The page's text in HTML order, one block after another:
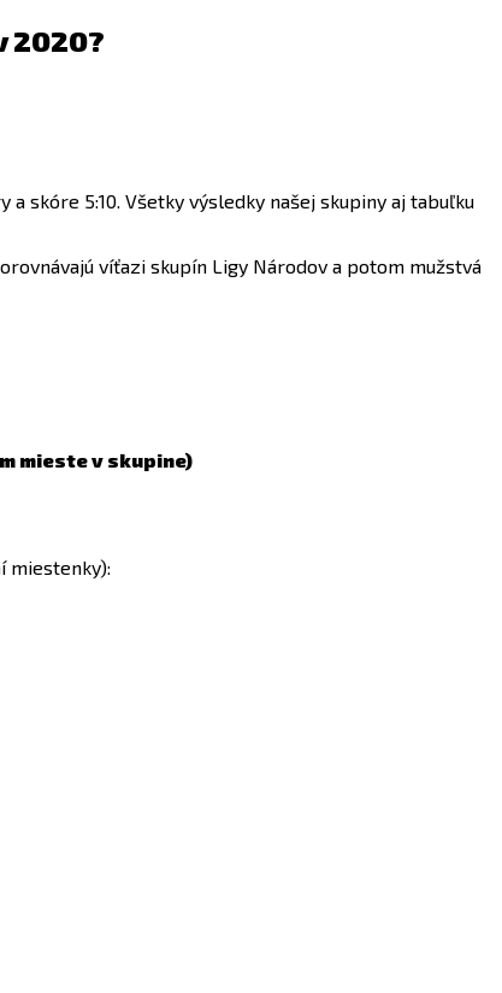
2020?
skóre 5:10. Všetky výsledky našej skupiny aj tabuľku
víťazi skupín Ligy Národov a potom mužstvá
mieste v skupine)
miestenky):